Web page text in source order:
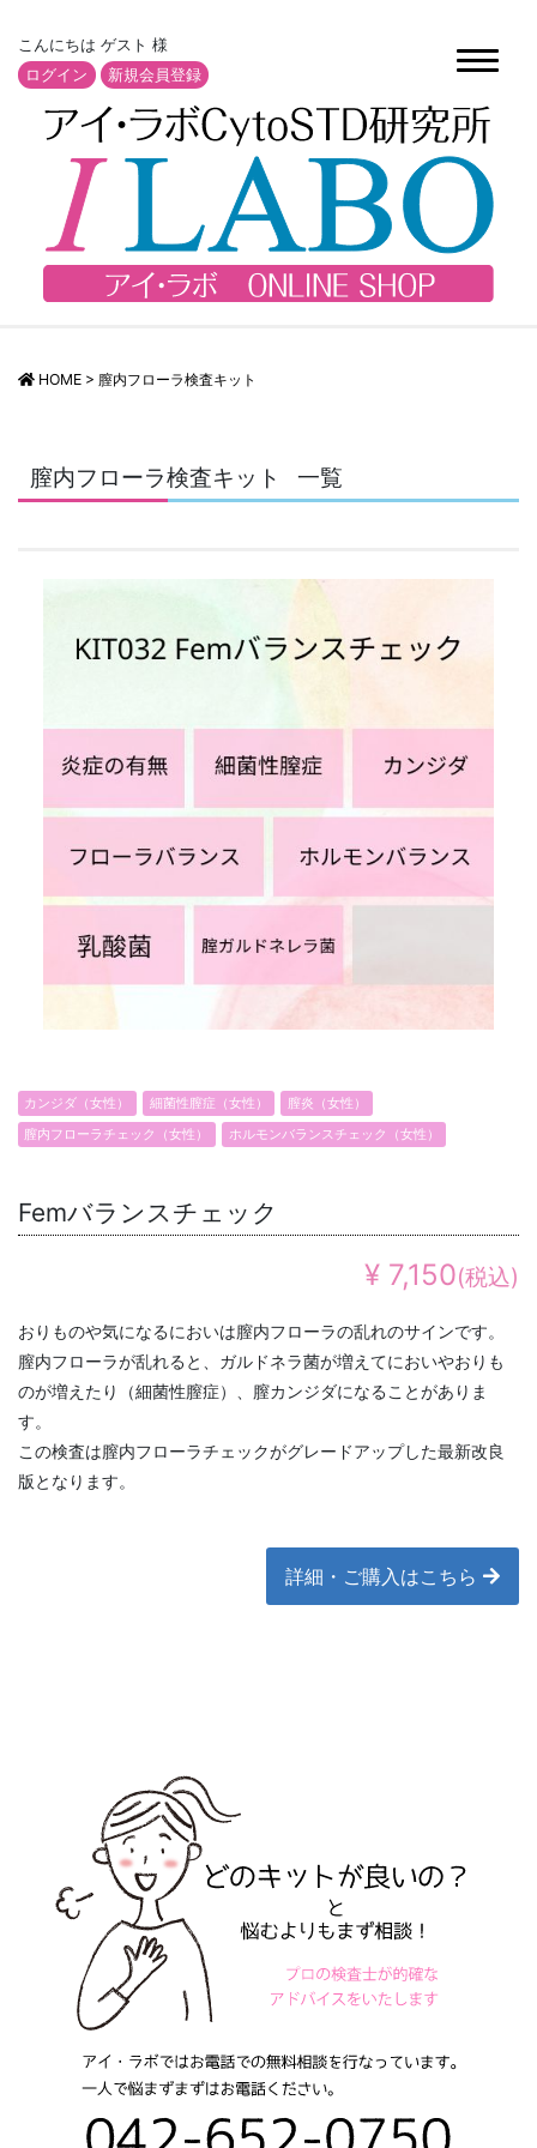
こんにちは ゲスト 様
ログイン
新規会員登録
HOME > 膣内フローラ検査キット
膣内フローラ検査キット 一覧
カンジダ（女性） 細菌性膣症（女性） 膣炎（女性）
膣内フローラチェック（女性） ホルモンバランスチェック（女性）
Femバランスチェック
¥ 7,150(税込)
おりものや気になるにおいは膣内フローラの乱れのサインです。
膣内フローラが乱れると、ガルドネラ菌が増えてにおいやおりも
のが増えたり（細菌性膣症）、膣カンジダになることがありま
す。
この検査は膣内フローラチェックがグレードアップした最新改良
版となります。
詳細・ご購入はこちら